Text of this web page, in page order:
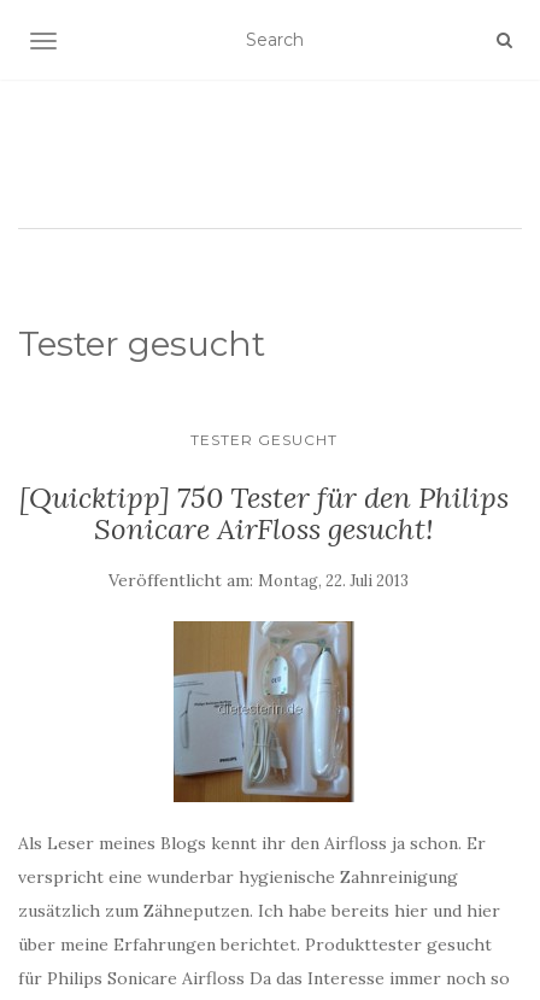
SCHALTE NAVIGATION
Tester gesucht
TESTER GESUCHT
[Quicktipp] 750 Tester für den Philips
Sonicare AirFloss gesucht!
Veröffentlicht am: Montag, 22. Juli 2013
Als Leser meines Blogs kennt ihr den Airfloss ja schon. Er
verspricht eine wunderbar hygienische Zahnreinigung
zusätzlich zum Zähneputzen. Ich habe bereits hier und hier
über meine Erfahrungen berichtet. Produkttester gesucht
für Philips Sonicare Airfloss Da das Interesse immer noch so